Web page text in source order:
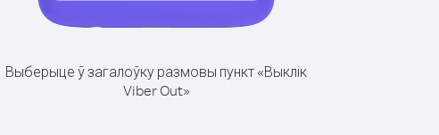
Выберыце ў загалоўку размовы пункт «Выклік
Viber Out»